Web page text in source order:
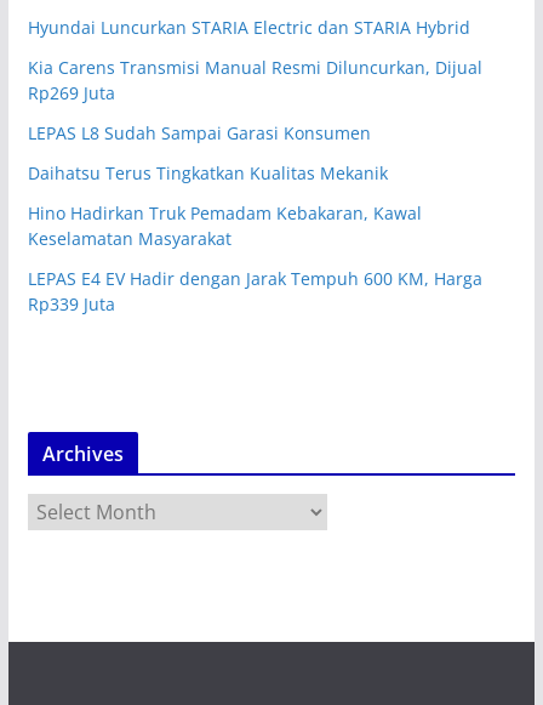
Hyundai Luncurkan STARIA Electric dan STARIA Hybrid
Kia Carens Transmisi Manual Resmi Diluncurkan, Dijual
Rp269 Juta
LEPAS L8 Sudah Sampai Garasi Konsumen
Daihatsu Terus Tingkatkan Kualitas Mekanik
Hino Hadirkan Truk Pemadam Kebakaran, Kawal
Keselamatan Masyarakat
LEPAS E4 EV Hadir dengan Jarak Tempuh 600 KM, Harga
Rp339 Juta
Archives
r